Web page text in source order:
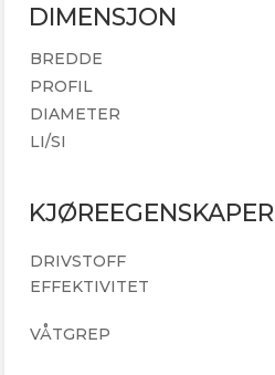
DIMENSJON
BREDDE
PROFIL
DIAMETER
LI/SI
KJØREEGENSKAPER
DRIVSTOFF
EFFEKTIVITET
VÅTGREP